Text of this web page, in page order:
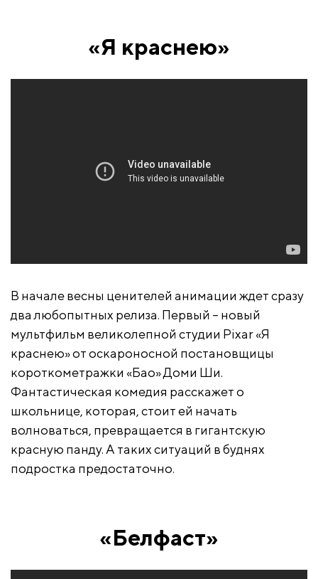
«Я краснею»
В начале весны ценителей анимации ждет сразу
два любопытных релиза. Первый – новый
мультфильм великолепной студии Pixar «Я
краснею» от оскароносной постановщицы
короткометражки «Бао» Доми Ши.
Фантастическая комедия расскажет о
школьнице, которая, стоит ей начать
волноваться, превращается в гигантскую
красную панду. А таких ситуаций в буднях
подростка предостаточно.
«Белфаст»